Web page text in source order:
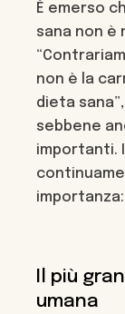
È emerso
sana non è
non è la
dieta
sebbene
importanti.
importanza:
Il più
umana